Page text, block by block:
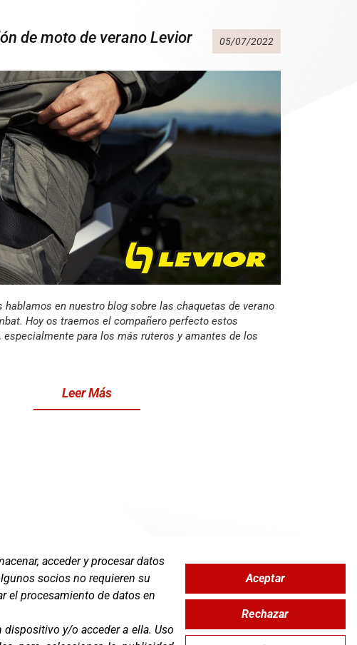
de moto de verano Levior
05/07/2022
hablamos en nuestro blog sobre las chaquetas de verano
Hoy os traemos el compañero perfecto estos
especialmente para los más ruteros y amantes de los
Leer Más
Zona Clientes
acceder y procesar datos
socios no requieren su
el procesamiento de datos en
y/o acceder a ella. Uso
Rechazar
Aceptar